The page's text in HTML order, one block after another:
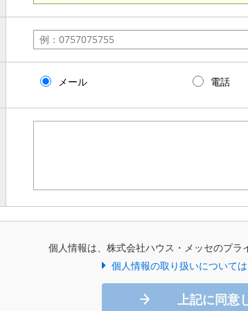
メール 電話
個人情報は、株式会社ハウス・メッセのプラ
個人情報の取り扱いについて
上記に同意